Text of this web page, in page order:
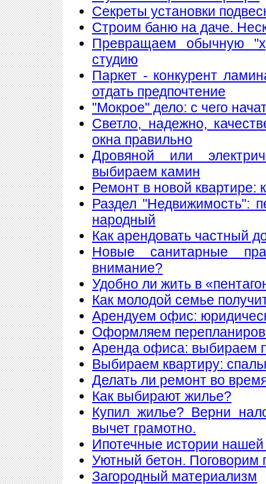
Секреты установки
Строим баню на даче.
Превращаем обычную
студию
Паркет - конкурент
отдать предпочтение
"Мокрое" дело: с чего
Светло, надежно,
окна правильно
Дровяной или
выбираем камин
Ремонт в новой квартире:
Раздел "Недвижимость":
народный
Как арендовать частный
Новые санитарные
внимание?
Удобно ли жить в
Как молодой семье
Арендуем офис:
Оформляем
Аренда офиса: выбираем
Выбираем квартиру:
Делать ли ремонт во
Как выбирают жилье?
Купил жилье? Верни
вычет грамотно.
Ипотечные истории нашей
Уютный бетон. Поговорим
Загородный материализм